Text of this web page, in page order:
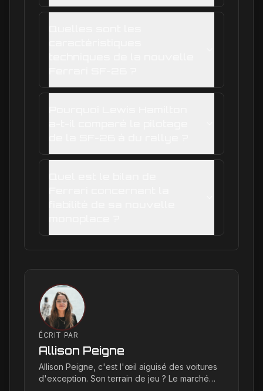
ÉCRIT PAR
Allison Peigne
Allison Peigne, c'est l'œil aiguisé des voitures
d'exception. Son terrain de jeu ? Le marché